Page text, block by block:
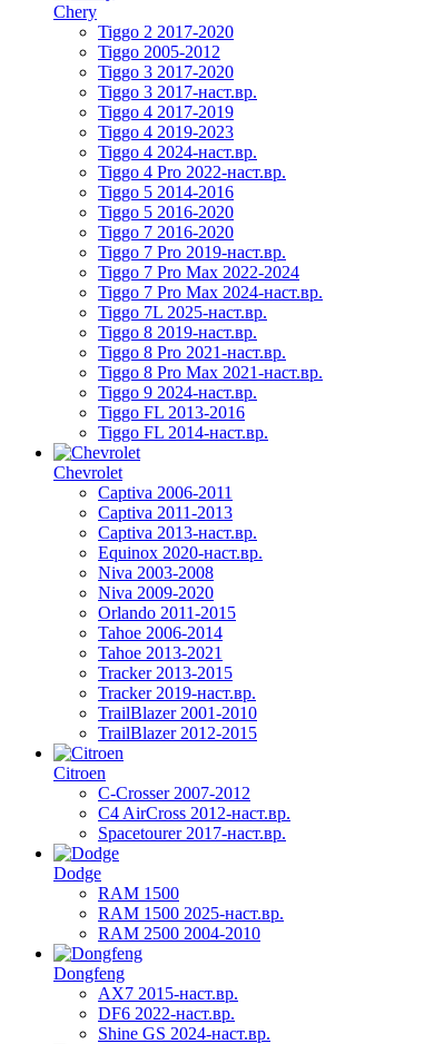
Chery
Tiggo 2 2017-2020
Tiggo 2005-2012
Tiggo 3 2017-2020
Tiggo 3 2017-наст.вр.
Tiggo 4 2017-2019
Tiggo 4 2019-2023
Tiggo 4 2024-наст.вр.
Tiggo 4 Pro 2022-наст.вр.
Tiggo 5 2014-2016
Tiggo 5 2016-2020
Tiggo 7 2016-2020
Tiggo 7 Pro 2019-наст.вр.
Tiggo 7 Pro Max 2022-2024
Tiggo 7 Pro Max 2024-наст.вр.
Tiggo 7L 2025-наст.вр.
Tiggo 8 2019-наст.вр.
Tiggo 8 Pro 2021-наст.вр.
Tiggo 8 Pro Max 2021-наст.вр.
Tiggo 9 2024-наст.вр.
Tiggo FL 2013-2016
Tiggo FL 2014-наст.вр.
Chevrolet
Captiva 2006-2011
Captiva 2011-2013
Captiva 2013-наст.вр.
Equinox 2020-наст.вр.
Niva 2003-2008
Niva 2009-2020
Orlando 2011-2015
Tahoe 2006-2014
Tahoe 2013-2021
Tracker 2013-2015
Tracker 2019-наст.вр.
TrailBlazer 2001-2010
TrailBlazer 2012-2015
Citroen
C-Crosser 2007-2012
C4 AirCross 2012-наст.вр.
Spacetourer 2017-наст.вр.
Dodge
RAM 1500
RAM 1500 2025-наст.вр.
RAM 2500 2004-2010
Dongfeng
AX7 2015-наст.вр.
DF6 2022-наст.вр.
Shine GS 2024-наст.вр.